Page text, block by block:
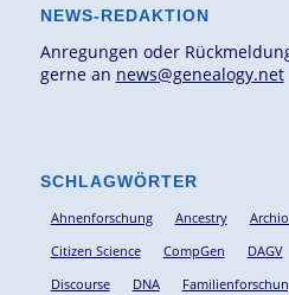
NEWS-REDAKTION
Anregungen oder
gerne an news@genealogy.net
SCHLAGWÖRTER
Ahnenforschung Ancestry
Citizen Science
CompGen DAGV
Discourse
DNA